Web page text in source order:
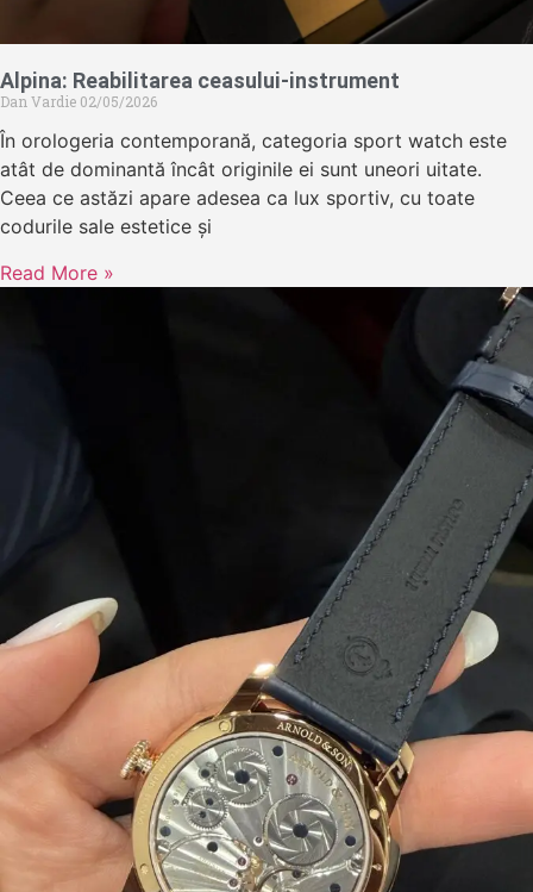
Alpina: Reabilitarea ceasului-instrument
Dan Vardie 02/05/2026
În orologeria contemporană, categoria sport watch este
atât de dominantă încât originile ei sunt uneori uitate.
Ceea ce astăzi apare adesea ca lux sportiv, cu toate
codurile sale estetice și
Read More »